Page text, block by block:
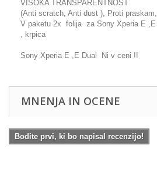
VISOKA TRANSPARENTNOST
(Anti scratch, Anti dust ), Proti
V paketu 2x folija za Sony Xperia E ,E
, krpica
Sony Xperia E ,E Dual Ni v ceni !!
MNENJA IN OCENE
Bodite prvi, ki bo napisal recenzijo!